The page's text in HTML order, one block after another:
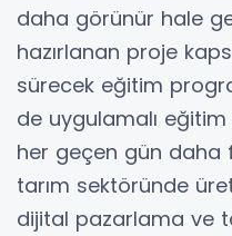
daha görünür hale
hazırlanan proje
sürecek eğitim
de uygulamalı
her geçen gün daha
tarım sektöründe
dijital pazarlama ve